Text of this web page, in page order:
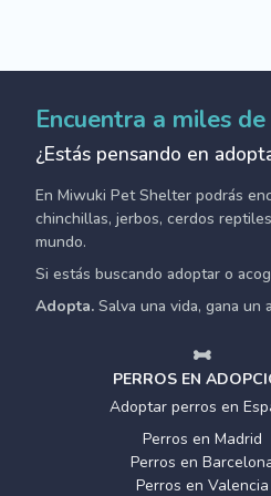
Encuentra a miles
¿Estás pensando en
En Miwuki Pet Shelter podrás
chinchillas, jerbos, cerdos
mundo.
Si estás buscando adoptar o
Adopta. Salva una vida, gana un
PERROS EN
Adoptar perros en
Perros en Madrid
Perros en
Perros en Valencia